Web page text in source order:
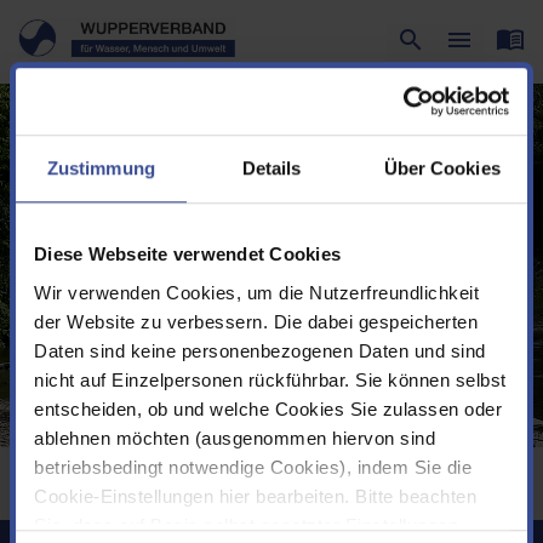
Zustimmung Details Über Cookies
Diese Webseite verwendet Cookies
Wir verwenden Cookies, um die Nutzerfreundlichkeit
der Website zu verbessern. Die dabei gespeicherten
Daten sind keine personenbezogenen Daten und sind
nicht auf Einzelpersonen rückführbar. Sie können selbst
entscheiden, ob und welche Cookies Sie zulassen oder
ablehnen möchten (ausgenommen hiervon sind
betriebsbedingt notwendige Cookies), indem Sie die
Cookie-Einstellungen hier bearbeiten. Bitte beachten
Sie, dass auf Basis selbst gesetzter Einstellungen
menu_book
search
Suche
menu
Menü
Sie befinden sich hier: Permanent-Navigation Erweiterte Suche